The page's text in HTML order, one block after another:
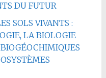
DU FUTUR
SOLS VIVANTS :
LA BIOLOGIE